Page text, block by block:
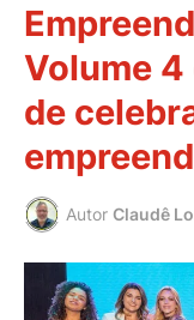
Volume
de
Autor Claudê